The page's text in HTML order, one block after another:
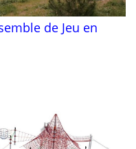
de Jeu en
– Grand